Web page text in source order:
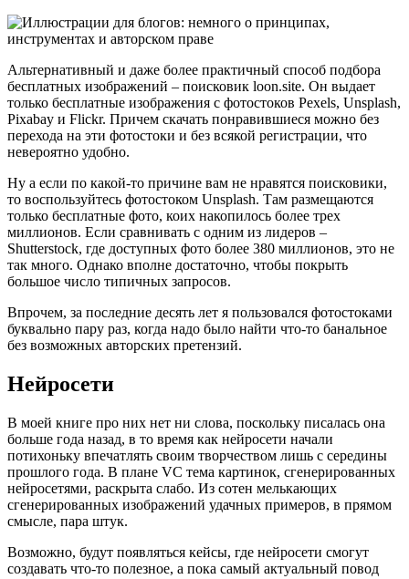
Альтернативный и даже более практичный способ подбора
бесплатных изображений – поисковик loon.site. Он выдает
только бесплатные изображения с фотостоков Pexels, Unsplash,
Pixabay и Flickr. Причем скачать понравившиеся можно без
перехода на эти фотостоки и без всякой регистрации, что
невероятно удобно.
Ну а если по какой-то причине вам не нравятся поисковики,
то воспользуйтесь фотостоком Unsplash. Там размещаются
только бесплатные фото, коих накопилось более трех
миллионов. Если сравнивать с одним из лидеров –
Shutterstock, где доступных фото более 380 миллионов, это не
так много. Однако вполне достаточно, чтобы покрыть
большое число типичных запросов.
Впрочем, за последние десять лет я пользовался фотостоками
буквально пару раз, когда надо было найти что-то банальное
без возможных авторских претензий.
Нейросети
В моей книге про них нет ни слова, поскольку писалась она
больше года назад, в то время как нейросети начали
потихоньку впечатлять своим творчеством лишь с середины
прошлого года. В плане VC тема картинок, сгенерированных
нейросетями, раскрыта слабо. Из сотен мелькающих
сгенерированных изображений удачных примеров, в прямом
смысле, пара штук.
Возможно, будут появляться кейсы, где нейросети смогут
создавать что-то полезное, а пока самый актуальный повод